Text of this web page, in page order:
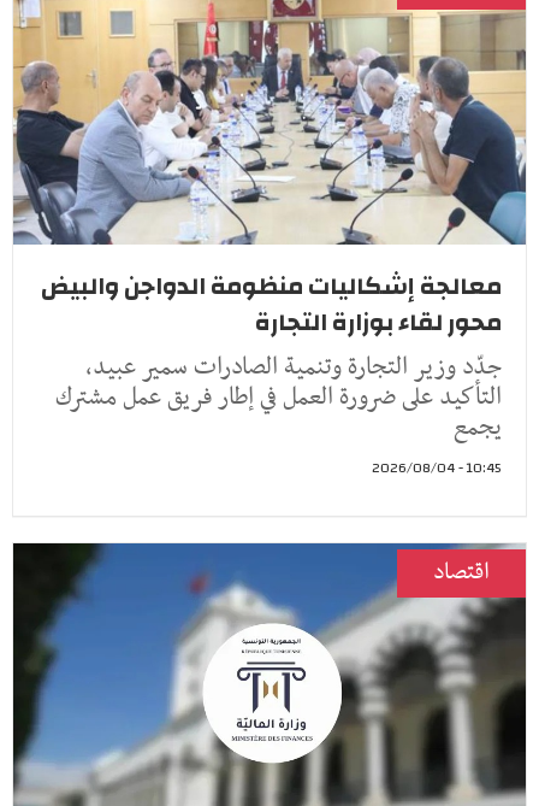
معالجة إشكاليات منظومة الدواجن والبيض
محور لقاء بوزارة التجارة
جدّد وزير التجارة وتنمية الصادرات سمير عبيد،
التأكيد على ضرورة العمل في إطار فريق عمل مشترك
يجمع
10:45 - 2026/08/04
اقتصاد